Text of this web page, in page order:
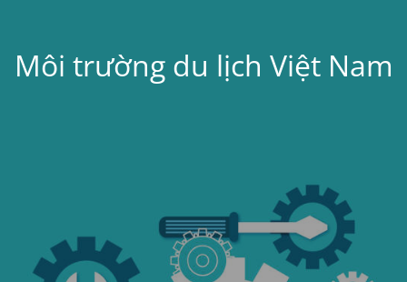
Môi trường du lịch Việt Nam